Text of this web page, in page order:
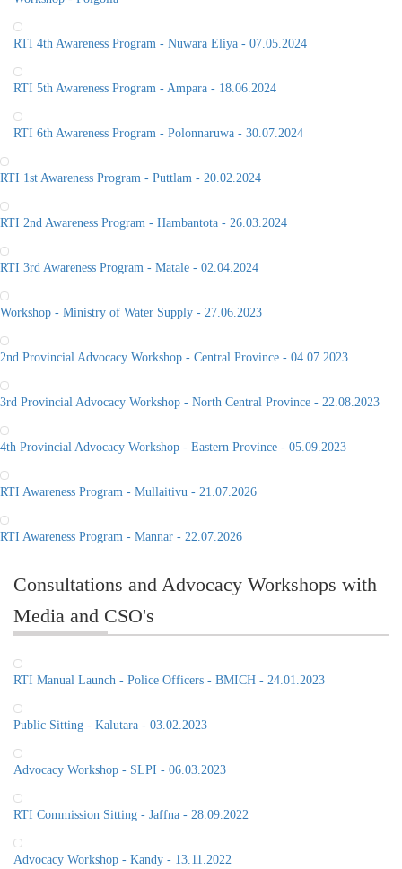
RTI 5th Awareness Program - Ampara - 18.06.2024
RTI 6th Awareness Program - Polonnaruwa - 30.07.2024
RTI 1st Awareness Program - Puttlam - 20.02.2024
RTI 2nd Awareness Program - Hambantota - 26.03.2024
RTI 3rd Awareness Program - Matale - 02.04.2024
Workshop - Ministry of Water Supply - 27.06.2023
2nd Provincial Advocacy Workshop - Central Province - 04.07.2023
3rd Provincial Advocacy Workshop - North Central Province - 22.08.2023
4th Provincial Advocacy Workshop - Eastern Province - 05.09.2023
RTI Awareness Program - Mullaitivu - 21.07.2026
RTI Awareness Program - Mannar - 22.07.2026
Consultations and Advocacy Workshops with
RTI Manual Launch - Police Officers - BMICH - 24.01.2023
Public Sitting - Kalutara - 03.02.2023
Advocacy Workshop - SLPI - 06.03.2023
RTI Commission Sitting - Jaffna - 28.09.2022
Advocacy Workshop - Kandy - 13.11.2022
Advocacy Workshop - Puttalam - 07.12.2022